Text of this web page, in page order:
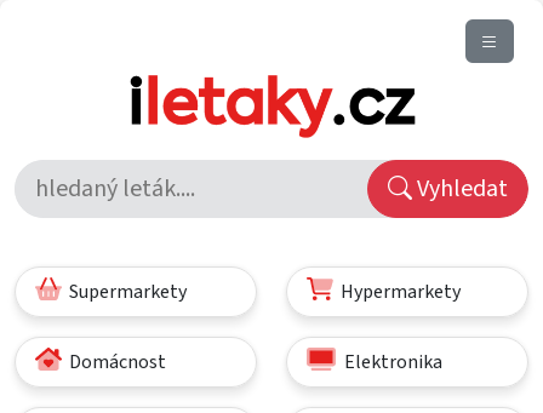
Vyhledat
Supermarkety Hypermarkety
Domácnost Elektronika